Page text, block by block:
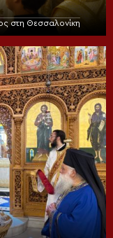
στη Θεσσαλονίκη